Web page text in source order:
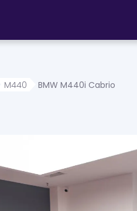
M440 BMW M440i Cabrio